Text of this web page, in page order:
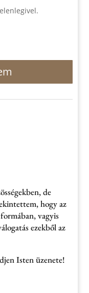
de
hogy az
vagyis
ezekből az
Isten üzenete!